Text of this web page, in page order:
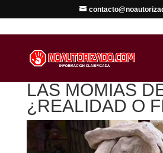
LAS MOMIAS
¿REALIDAD O